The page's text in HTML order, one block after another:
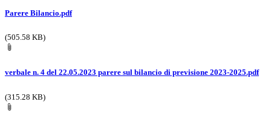
Parere Bilancio.pdf
(505.58 KB)
verbale n. 4 del 22.05.2023 parere sul bilancio di previsione 2023-2025.pdf
(315.28 KB)